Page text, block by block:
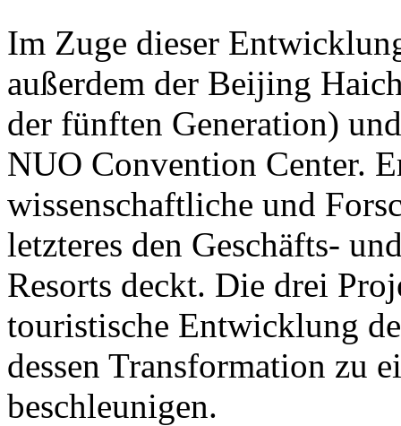
Im Zuge dieser
außerdem der Beijing
der fünften Generation)
NUO Convention Center.
wissenschaftliche und
letzteres den Geschäfts-
Resorts deckt. Die drei
touristische Entwicklung
dessen Transformation zu
beschleunigen.